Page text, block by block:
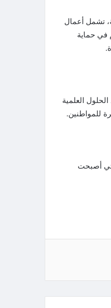
تشمل أعمال
في حماية
العلمية
للمواطنين.
أصبحت